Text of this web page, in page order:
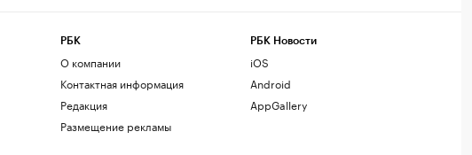
РБК
О компании
Контактная информация
Редакция
Размещение рекламы
РБК Новости
iOS
Android
AppGallery